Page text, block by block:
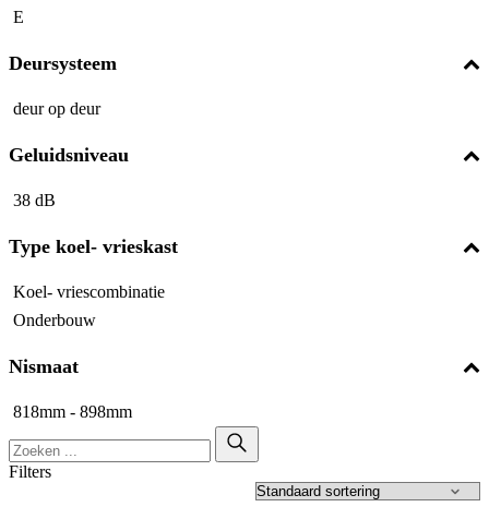
E
Deursysteem
deur op deur
Geluidsniveau
38 dB
Type koel- vrieskast
Koel- vriescombinatie
Onderbouw
Nismaat
818mm - 898mm
Filters